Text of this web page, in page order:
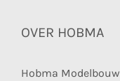
OVER HOBMA
Hobma Modelbouw